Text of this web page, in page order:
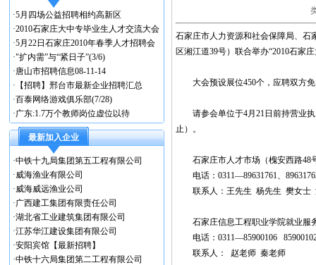
·5月四场公益招聘相约高新区
·2010石家庄大中专毕业生人才交流大会
·5月22日石家庄2010年春季人才招聘会
·"扩内需”与“紧日子”(3/6)
·唐山市招聘信息08-11-14
· 【招聘】邢台市最新企业招聘汇总
·百泰网络游戏俱乐部(7/28)
·广东:1.7万个教师岗位虚位以待
最新加入企业
·中铁十九局集团第五工程有限公司
·威海渔业有限公司
·威海威远渔业公司
·广西建工集团有限责任公司
·湖北省工业建筑集团有限公司
·江苏华江建设集团有限公司
·安阳宾馆【最新招聘】
·中铁十六局集团第二工程有限公司
石家庄市人力资源和社会保障局、石
区湘江道39号）联合举办“2010石家
大会预设展位450个，应聘双方免
请参会单位于4月21日前持营业执
止）。
石家庄市人才市场（槐安西路48
电话：0311—89631761、
联系人：王先生 杨先生 樊女士
石家庄信息工程职业学院就业服
电话：0311—85900106
联系人： 赵老师 秦老师